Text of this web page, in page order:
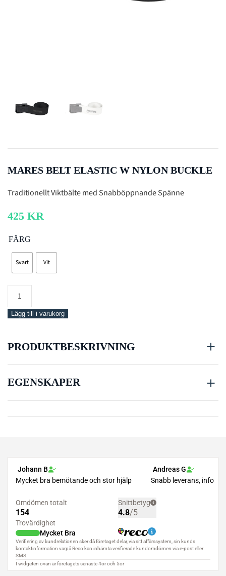
MARES BELT ELASTIC W NYLON BUCKLE
Traditionellt Viktbälte med Snabböppnande Spänne
425 KR
FÄRG
Svart Vit
Mares
Elastic
Buckle
mängd
Lägg till i varukorg
PRODUKTBESKRIVNING
EGENSKAPER